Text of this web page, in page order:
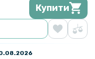
Купити